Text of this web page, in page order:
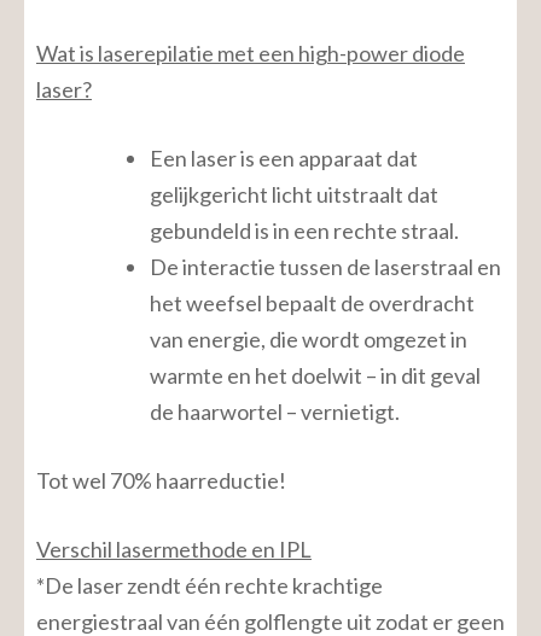
Wat is laserepilatie met een high-power diode
laser?
Een laser is een apparaat dat
gelijkgericht licht uitstraalt dat
gebundeld is in een rechte straal.
De interactie tussen de laserstraal en
het weefsel bepaalt de overdracht
van energie, die wordt omgezet in
warmte en het doelwit – in dit geval
de haarwortel – vernietigt.
Tot wel 70% haarreductie!
Verschil lasermethode en IPL
*De laser zendt één rechte krachtige
energiestraal van één golflengte uit zodat er geen